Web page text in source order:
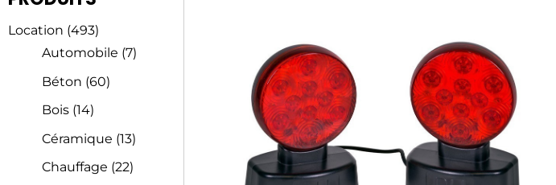
Location (493)
Automobile (7)
Béton (60)
Bois (14)
Céramique (13)
Chauffage (22)